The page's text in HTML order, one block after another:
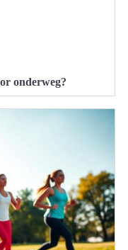
onderweg?